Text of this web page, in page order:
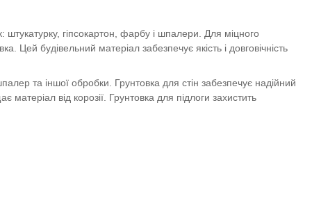
штукатурку, гіпсокартон, фарбу і шпалери. Для міцного
Цей будівельний матеріал забезпечує якість і довговічність
та іншої обробки. Грунтовка для стін забезпечує надійний
від корозії. Грунтовка для підлоги захистить